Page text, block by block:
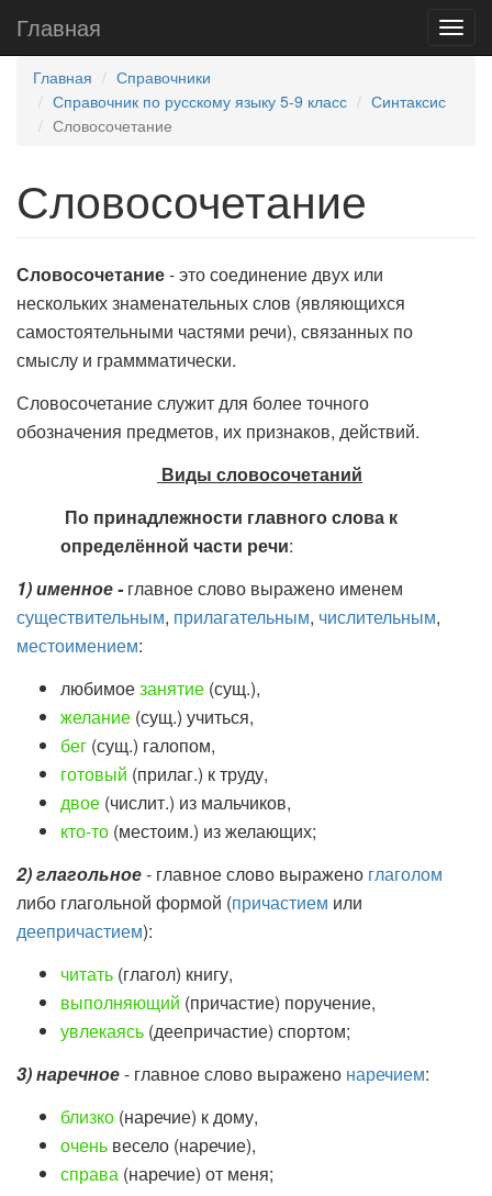
Главная
Главная
Справочники
Справочник по русскому языку 5-9 класс
Синтаксис
Словосочетание
Словосочетание
Словосочетание- это соединение двух или
нескольких знаменательных слов (являющихся
самостоятельными частями речи), связанных по
смыслу и граммматически.
Словосочетание служит для более точного
обозначения предметов, их признаков, действий.
Виды словосочетаний
По принадлежности главного слова к
определённой части речи:
1) именное -главное слово выражено именем
существительным, прилагательным, числительным,
местоимением:
любимоезанятие (сущ.),
желание (сущ.) учиться,
бег (сущ.) галопом,
готовый (прилаг.) к труду,
двое (числит.) из мальчиков,
кто-то (местоим.) из желающих;
2) глагольное- главное слово выражено глаголом
либо глагольной формой (причастием или
деепричастием):
читать (глагол) книгу,
выполняющий (причастие) поручение,
увлекаясь (деепричастие) спортом;
3) наречное- главное слово выражено наречием:
близко (наречие) к дому,
очень весело (наречие),
справа (наречие) от меня;